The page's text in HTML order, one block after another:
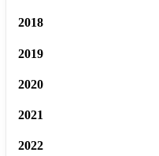
2018
2019
2020
2021
2022